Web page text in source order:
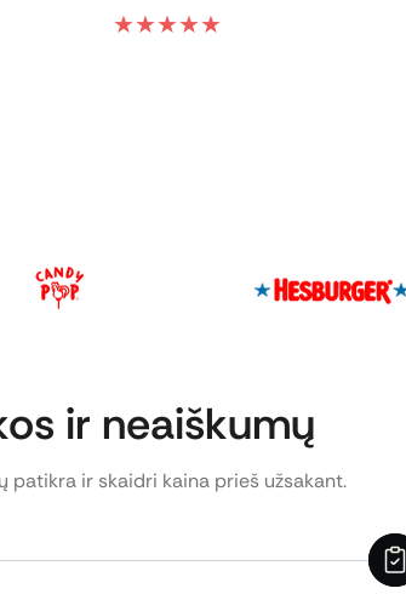
★★★★★
ir neaiškumų
ir skaidri kaina prieš užsakant.